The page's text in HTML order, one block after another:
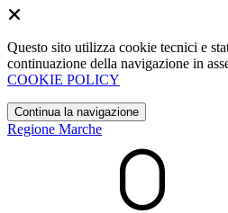
Questo sito utilizza cookie tecnici e
continuazione della navigazione in
COOKIE POLICY
Continua la navigazione
Regione Marche